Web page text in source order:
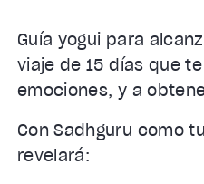
Guía yogui para
viaje de 15 días que
emociones, y a
Con Sadhguru como
revelará: